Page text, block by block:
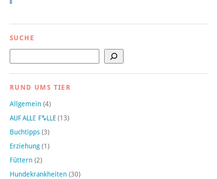
SUCHE
RUND UMS TIER
Allgemein (4)
(13)
Buchtipps (3)
Erziehung (1)
Füttern (2)
Hundekrankheiten (30)